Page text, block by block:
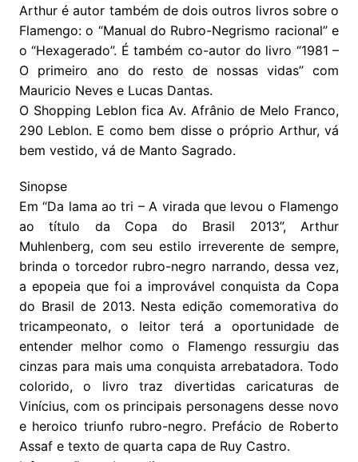
Arthur é autor também de dois outros livros sobre o
Flamengo: o “Manual do Rubro-Negrismo racional” e
o “Hexagerado”. É também co-autor do livro “1981 –
O primeiro ano do resto de nossas vidas” com
Mauricio Neves e Lucas Dantas.
O Shopping Leblon fica Av. Afrânio de Melo Franco,
290 Leblon. E como bem disse o próprio Arthur, vá
bem vestido, vá de Manto Sagrado.
Sinopse
Em “Da lama ao tri – A virada que levou o Flamengo
ao título da Copa do Brasil 2013”, Arthur
Muhlenberg, com seu estilo irreverente de sempre,
brinda o torcedor rubro-negro narrando, dessa vez,
a epopeia que foi a improvável conquista da Copa
do Brasil de 2013. Nesta edição comemorativa do
tricampeonato, o leitor terá a oportunidade de
entender melhor como o Flamengo ressurgiu das
cinzas para mais uma conquista arrebatadora. Todo
colorido, o livro traz divertidas caricaturas de
Vinícius, com os principais personagens desse novo
e heroico triunfo rubro-negro. Prefácio de Roberto
Assaf e texto de quarta capa de Ruy Castro.